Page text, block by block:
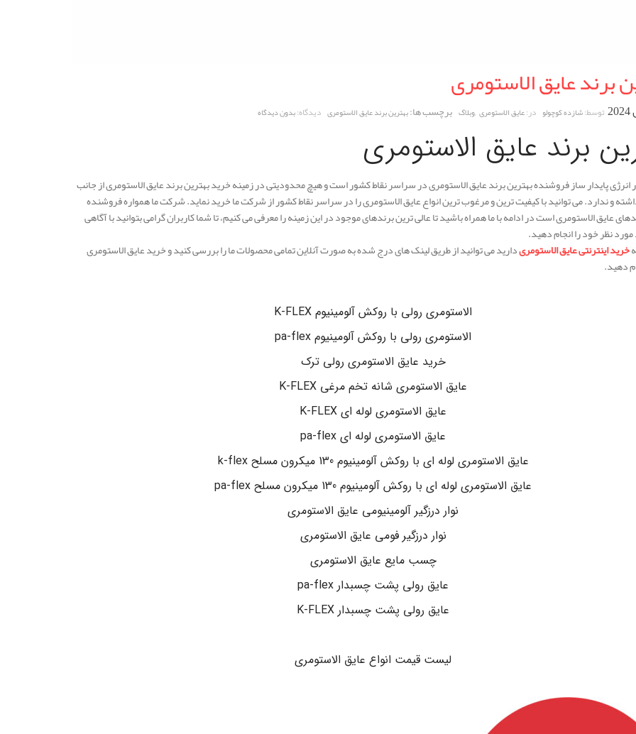
برند عایق الاستومری
توسط:شازده کوچولو در:عایق الاستومری ,وبلاگ برچسب ها:بهترین برند عایق الاستومری دیدگاه:بدون دیدگاه
برند عایق الاستومری
پایدار ساز فروشنده بهترین برند عایق الاستومری در سراسر نقاط کشور است و هیچ محدودیتی در زمینه خرید بهترین برند عایق الاستومری از جانب
و ندارد. می توانید با کیفیت ترین و مرغوب ترین انواع عایق الاستومری را در سراسر نقاط کشور از شرکت ما خرید نماید. شرکت ما همواره فروشنده
عایق الاستومری است در ادامه با ما همراه باشید تا عالی ترین برندهای موجود در این زمینه را معرفی می کنیم، تا شما کاربران گرامی بتوانید با آگاهی
نظر خود را انجام دهید.
خرید اینترنتی عایق الاستومریدارید می توانید از طریق لینک های درج شده به صورت آنلاین تمامی محصولات ما را بررسی کنید و خرید عایق الاستومری
دهید.
الاستومری رولی با روکش آلومینیوم K-FLEX
الاستومری رولی با روکش آلومینیوم pa-flex
خرید عایق الاستومری رولی ترک
عایق الاستومری شانه تخم مرغی K-FLEX
عایق الاستومری لوله ای K-FLEX
عایق الاستومری لوله ای pa-flex
عایق الاستومری لوله ای با روکش آلومینیوم 130 میکرون مسلح k-flex
عایق الاستومری لوله ای با روکش آلومینیوم 130 میکرون مسلح pa-flex
نوار درزگیر آلومینیومی عایق الاستومری
نوار درزگیر فومی عایق الاستومری
چسب مایع عایق الاستومری
عایق رولی پشت چسبدار pa-flex
عایق رولی پشت چسبدار K-FLEX
لیست قیمت انواع عایق الاستومری